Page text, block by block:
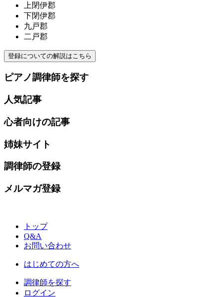
上閉伊郡
下閉伊郡
九戸郡
二戸郡
登録についての解説はこちら
ピアノ調律師を探す
人気記事
心者向けの記事
姉妹サイト
調律師の登録
メルマガ登録
トップ
Q&A
お問い合わせ
はじめての方へ
調律師を探す
ログイン